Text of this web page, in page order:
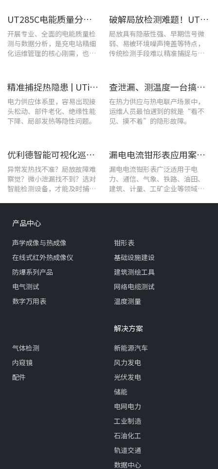
UT285C电能质量分析仪解决充电站三相用电各类难题
开展专业、全面的电能质量检
测与数据分析，是充电站精细
化运维管理的核心刚需，也是
破解局放检测难题！UT568B手持式声学成像仪让隐患“可视化”
局放具有隐蔽性强、早期信号微
弱、易被环境噪声掩盖等特点，
传统检测手段难以精准捕捉与定
精准捕捉热隐患 | UTi1020C红外热成像仪在发电站的实测应用
电力供应体系里，容易出现接
头松动、部件老化、绝缘性能
下降、局部发热等隐性问题。
查泄漏、测温度一台搞定！UT568F红外声成像仪让设备巡检更高效
在热力供应与热电联产场景中，
运维人员最怕遇到的就是“看不
见、摸不着”的隐形故障。
优利德智能可视化巡检方案，护航油气行业高效运维
异常发热找不准？局放故障难
察觉？微小泄漏找不到？选对
智能检测设备，才能及时捕捉
漏电电流钳形表应用案例：电气设备检测
漏电电流钳形表广泛适用于电
力、通信、气象、铁路、油田、
建筑、计量、工矿企业等领域的
产品中心
声学成像与热成像
在线式红外热成像仪
防爆系列产品
电气测试
数字万用表
钳形表
基础设施建设
建筑测绘工具
网络电缆测试
温度测量
气体检测
内窥镜
配件
解决方案
新能源汽车
风力发电
光伏发电
储能
电网电力
工业制造
石油化工
轨道交通
数据中心